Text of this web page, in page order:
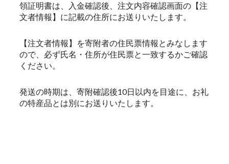
領証明書は、入金確認後、注文内容確認画面の【注
文者情報】に記載の住所にお送りいたします。
【注文者情報】を寄附者の住民票情報とみなします
ので、必ず氏名・住所が住民票と一致するかご確認
ください。
発送の時期は、寄附確認後10日以内を目途に、お礼
の特産品とは別にお送りいたします。